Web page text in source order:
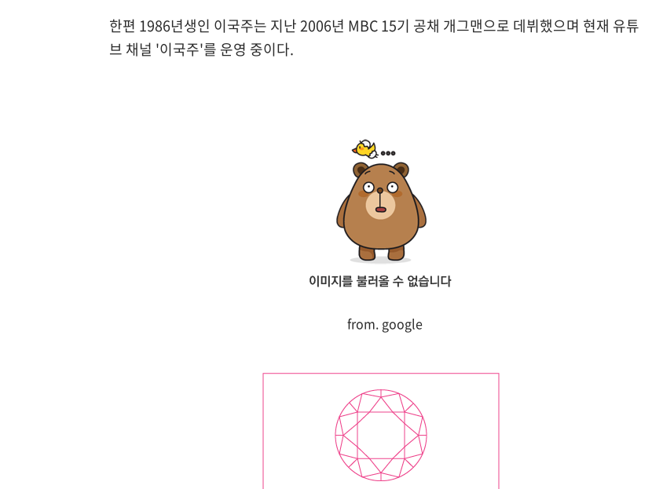
한편 1986년생인 이국주는 지난 2006년 MBC 15기 공채 개그맨으로 데뷔했으며 현재 유튜
브 채널 '이국주'를 운영 중이다.
from. google